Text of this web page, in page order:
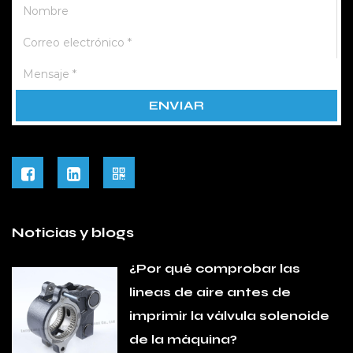
Versatilidad
diseño permite una fácil integración en diferentes
sistemas, lo que lo hace adecuado para una amplia
gama de aplicaciones. Ya sea que se use en
sistemas HVAC, la válvula solenoide de impresora
La válvula solenoide de la impresora está diseñada
para una fácil instalación y mantenimiento. Su
diseño fácil de usar reduce el tiempo y el esfuerzo
necesarios para instalar y mantener la válvula, lo
que garantiza que los sistemas puedan estar en
Noticias y blogs
¿Por qué comprobar las
líneas de aire antes de
imprimir la válvula solenoide
de la máquina?